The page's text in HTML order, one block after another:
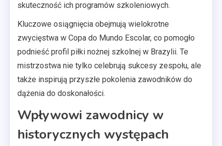
skuteczność ich programów szkoleniowych.
Kluczowe osiągnięcia obejmują wielokrotne
zwycięstwa w Copa do Mundo Escolar, co pomogło
podnieść profil piłki nożnej szkolnej w Brazylii. Te
mistrzostwa nie tylko celebrują sukcesy zespołu, ale
także inspirują przyszłe pokolenia zawodników do
dążenia do doskonałości.
Wpływowi zawodnicy w
historycznych występach